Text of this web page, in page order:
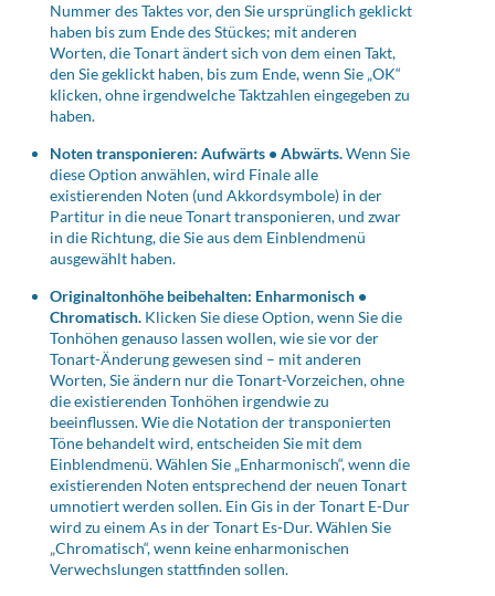
Nummer des Taktes vor, den Sie ursprünglich geklickt
haben bis zum Ende des Stückes; mit anderen
Worten, die Tonart ändert sich von dem einen Takt,
den Sie geklickt haben, bis zum Ende, wenn Sie „OK“
klicken, ohne irgendwelche Taktzahlen eingegeben zu
haben.
Noten transponieren: Aufwärts • Abwärts.Wenn Sie
diese Option anwählen, wird Finale alle
existierenden Noten (und Akkordsymbole) in der
Partitur in die neue Tonart transponieren, und zwar
in die Richtung, die Sie aus dem Einblendmenü
ausgewählt haben.
Originaltonhöhe beibehalten: Enharmonisch •
Chromatisch. Klicken Sie diese Option, wenn Sie die
Tonhöhen genauso lassen wollen, wie sie vor der
Tonart-Änderung gewesen sind – mit anderen
Worten, Sie ändern nur die Tonart-Vorzeichen, ohne
die existierenden Tonhöhen irgendwie zu
beeinflussen. Wie die Notation der transponierten
Töne behandelt wird, entscheiden Sie mit dem
Einblendmenü. Wählen Sie „Enharmonisch“, wenn die
existierenden Noten entsprechend der neuen Tonart
umnotiert werden sollen. Ein Gis in der Tonart E-Dur
wird zu einem As in der Tonart Es-Dur. Wählen Sie
„Chromatisch“, wenn keine enharmonischen
Verwechslungen stattfinden sollen.